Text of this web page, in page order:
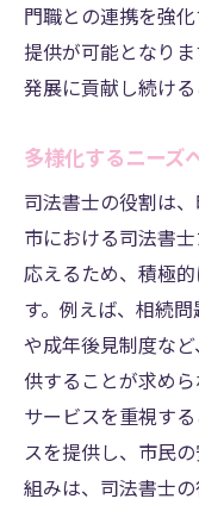
門職との連携を強
提供が可能となり
発展に貢献し続ける
多様化するニーズ
司法書士の役割は
市における司法書
応えるため、積極
す。例えば、相続
や成年後見制度な
供することが求め
サービスを重視す
スを提供し、市民
組みは、司法書士